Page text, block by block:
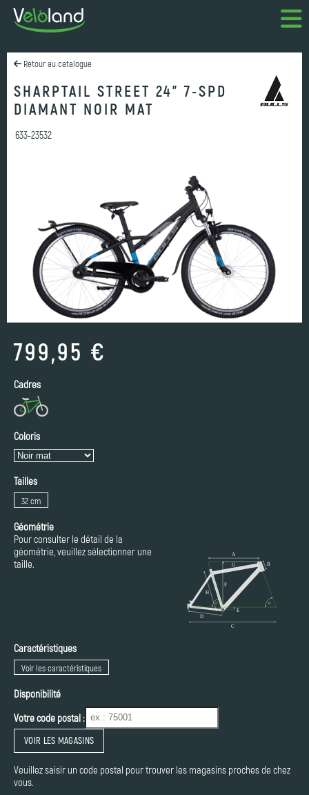
Retour au catalogue
SHARPTAIL STREET 24" 7-SPD
DIAMANT NOIR MAT
633-23532
799,95 €
Cadres
Coloris
Tailles
32 cm
Géométrie
Pour consulter le détail de la
géométrie, veuillez sélectionner une
taille.
Caractéristiques
Voir les caractéristiques
Disponibilité
Votre code postal :
VOIR LES MAGASINS
Veuillez saisir un code postal pour trouver les magasins proches de chez
vous.